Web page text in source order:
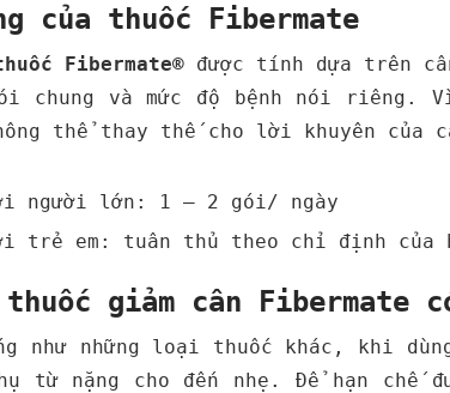
của thuốc Fibermate
Fibermate® được tính dựa trên
chung và mức độ bệnh nói riêng.
thể thay thế cho lời khuyên của
người lớn: 1 – 2 gói/ ngày
trẻ em: tuân thủ theo chỉ định của
thuốc giảm cân Fibermate
như những loại thuốc khác, khi
từ nặng cho đến nhẹ. Để hạn